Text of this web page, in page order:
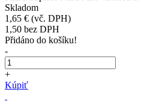
Skladom
1,65 € (vč. DPH)
1,50 bez DPH
Přidáno do košíku!
-
+
Kúpiť